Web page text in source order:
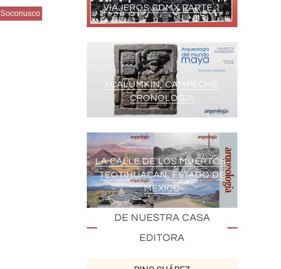
Soconusco
VIAJEROS CDMX PARTE 1
XCALUMKÍN, CAMPECHE.
CRONOLOGÍA
LA CALLE DE LOS MUERTOS,
TEOTIHUACAN, ESTADO DE
MÉXICO
DE NUESTRA CASA
EDITORA